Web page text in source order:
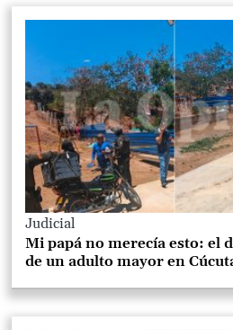
Judicial
Mi papá no merecía esto: el
de un adulto mayor en